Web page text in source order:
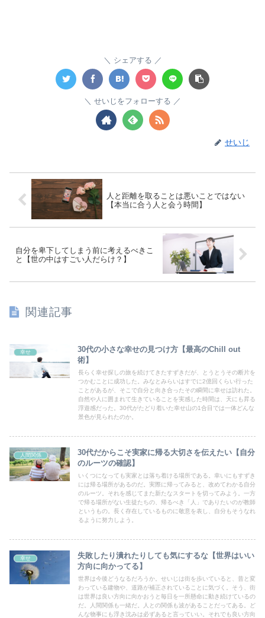
シェアする
せいじをフォローする
せいじ
人と距離を取ることは悪いことではない
【本当に合う人と会う時間】
自分を卑下してしまう前に考えるべきこ
と【世の中はすごい人だらけ？】
関連記事
幸せ
30代の小さな幸せの見つけ方【最高のChill out
術】
長らく幸せ探しの旅を続けてきたすずきだが、とうとうその断片を
つかむことに成功した。みなとみらいはすでに2億回くらい行った
ことがあるが、そこで自分と向き合ったその瞬間に幸せは訪れた。
自然や人に囲まれて生きていることを実感した時間は、天にも昇る
浮遊感だった。30代がたどり着いた幸せ山の1合目では一体どんな
景色が見られたのか。
人間関係
30代だからこそ実家に帰る大切さを伝えたい【自分
のルーツの確認】
いくつになっても実家とは落ち着ける場所である。幸いにもすずき
には帰る場所があるのだ。実際に帰ってみると、改めてわかる自分
のルーツ。それを感じてまた新たなスタートを切ってみよう。一方
で帰る場所がない生徒たちの、帰るべき「人」でありたいのが教師
というもの。長く存在しているものに敬意を表し、自分もそうなれ
るように努力しよう。
幸せ
失敗したり潰れたりしても気にするな【世界はいい
方向に向かってる】
世界は今後どうなるだろうか。せいじは街を歩いていると、昔と変
わっている建物や、道路が補正されていることに気づく。そう、街
は世界は良い方向に向かおうと毎日を一所懸命に動き続けているの
だ。人間関係も一緒だ。人との関係も波があることだってある。ど
んな物事にも浮き沈みは必ずあると言っていい。それでも良い方向